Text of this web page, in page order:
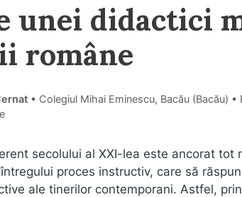
unei didactici
române
• Colegiul Mihai Eminescu, Bacău (Bacău) •
secolului al XXI-lea este ancorat
proces instructiv, care să
ale tinerilor contemporani. Astfel,